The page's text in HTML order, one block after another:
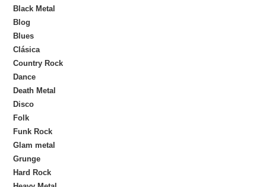
Black Metal
Blog
Blues
Clásica
Country Rock
Dance
Death Metal
Disco
Folk
Funk Rock
Glam metal
Grunge
Hard Rock